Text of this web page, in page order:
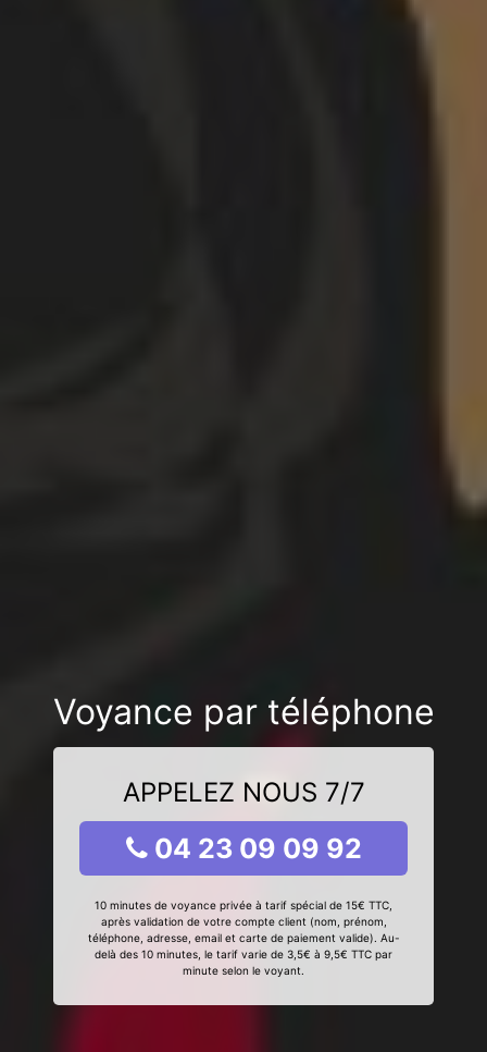
Voyance par téléphone
APPELEZ NOUS 7/7
04 23 09 09 92
10 minutes de voyance privée à tarif spécial de 15€ TTC,
après validation de votre compte client (nom, prénom,
téléphone, adresse, email et carte de paiement valide). Au-
delà des 10 minutes, le tarif varie de 3,5€ à 9,5€ TTC par
minute selon le voyant.